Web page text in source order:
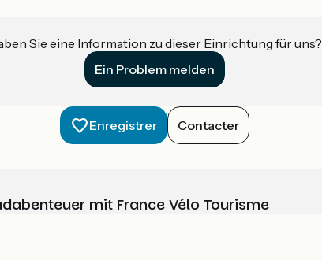
Sie eine Information zu dieser Einrichtung für uns?
Ein Problem melden
Enregistrer Contacter
mit France Vélo Tourisme